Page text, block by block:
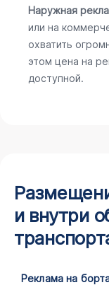
Наружная
или на
охватить
этом цена на
доступной.
и внутри
Реклама на